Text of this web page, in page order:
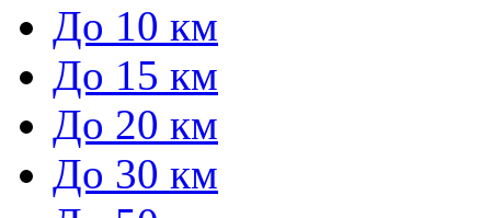
До 10 км
До 15 км
До 20 км
До 30 км